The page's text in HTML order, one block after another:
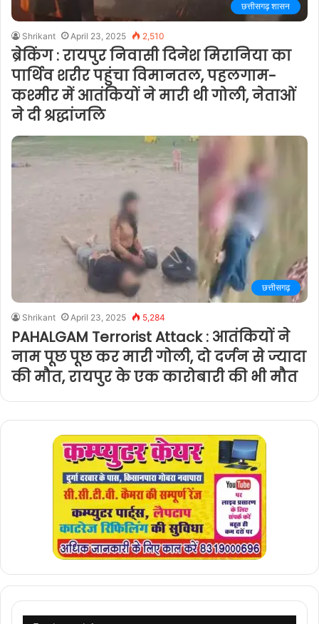
छत्तीसगढ़ शासन
Shrikant April 23, 2025 2,510
ब्रेकिंग : रायपुर निवासी दिनेश मिरानिया का
पार्थिव शरीर पहुंचा विमानतल, पहलगाम-
कश्मीर में आतंकियों ने मारी थी गोली, नेताओं
ने दी श्रद्धांजलि
छत्तीसगढ़
Shrikant April 23, 2025 5,284
PAHALGAM Terrorist Attack : आतंकियों ने
नाम पूछ पूछ कर मारी गोली, दो दर्जन से ज्यादा
की मौत, रायपुर के एक कारोबारी की भी मौत